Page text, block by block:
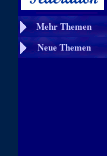
Mehr Themen
Neue Themen